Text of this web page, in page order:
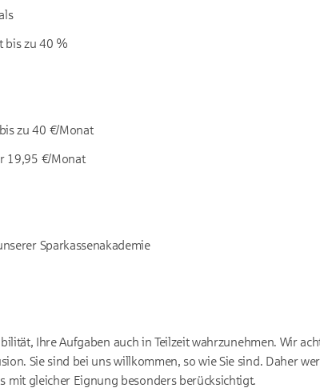
bis zu 40 %
zu 40 €/Monat
19,95 €/Monat
Sparkassenakademie
Ihre Aufgaben auch in Teilzeit wahrzunehmen. Wir
Sie sind bei uns willkommen, so wie Sie sind. Daher
mit gleicher Eignung besonders berücksichtigt.